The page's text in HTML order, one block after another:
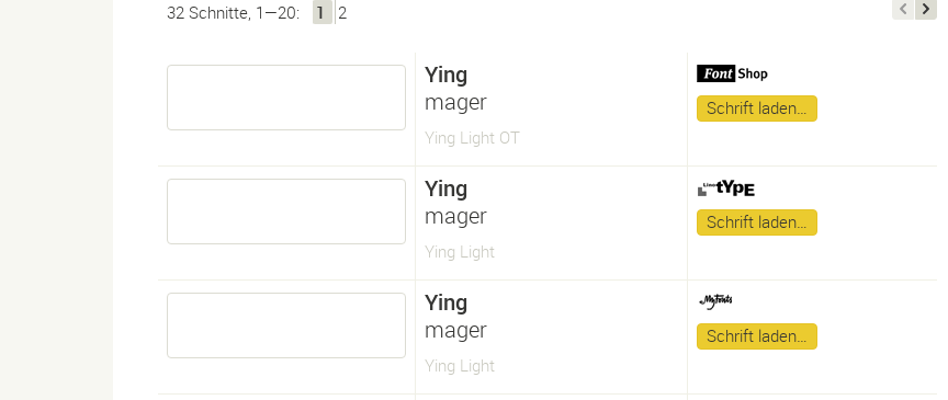
32 Schnitte, 1—20: 1 2
Ying
mager
Ying Light OT
Schrift laden…
Ying
mager
Ying Light
Schrift laden…
Ying
mager
Ying Light
Schrift laden…